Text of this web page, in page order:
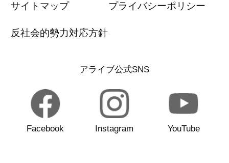
サイトマップ プライバシーポリシー
反社会的勢力対応方針
アライブ公式SNS
Facebook Instagram YouTube